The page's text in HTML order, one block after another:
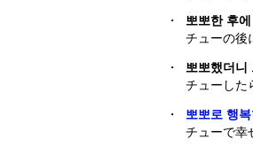
・
뽀뽀한 후
チューの後
・
뽀뽀했더니
チューした
・
뽀뽀로 행
チューで幸